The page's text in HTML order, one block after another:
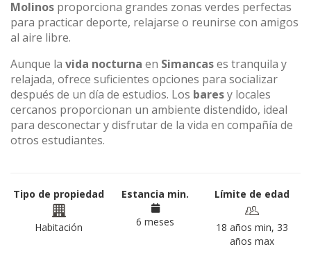
Molinos proporciona grandes zonas verdes perfectas
para practicar deporte, relajarse o reunirse con amigos
al aire libre.
Aunque la vida nocturna en Simancases tranquila y
relajada, ofrece suficientes opciones para socializar
después de un día de estudios. Los baresy locales
cercanos proporcionan un ambiente distendido, ideal
para desconectar y disfrutar de la vida en compañía de
otros estudiantes.
Tipo de propiedad
Habitación
Estancia min.
6 meses
Límite de edad
18 años min, 33
años max